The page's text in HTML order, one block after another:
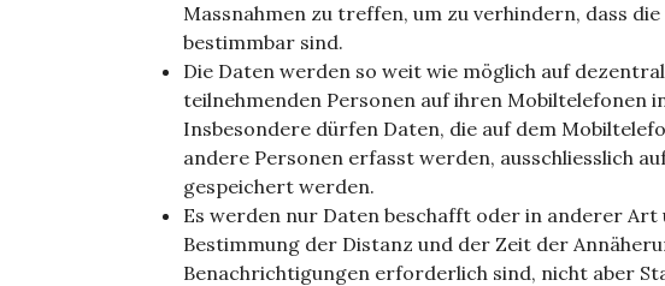
Massnahmen zu treffen, um zu verhindern, dass
bestimmbar sind.
Die Daten werden so weit wie möglich auf
teilnehmenden Personen auf ihren Mobiltelefonen
Insbesondere dürfen Daten, die auf dem
andere Personen erfasst werden, ausschliesslich
gespeichert werden.
Es werden nur Daten beschafft oder in anderer Art
Bestimmung der Distanz und der Zeit der
Benachrichtigungen erforderlich sind, nicht aber